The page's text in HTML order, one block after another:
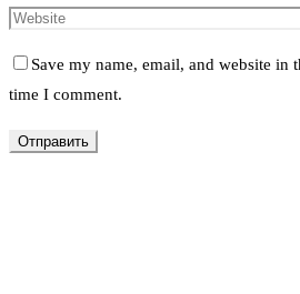
Save my name, email, and website in
time I comment.